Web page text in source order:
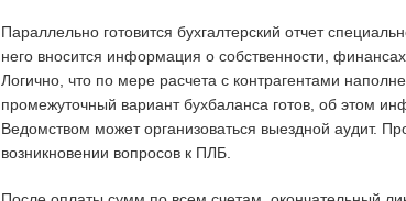
Параллельно готовится бухгалтерский отчет
него вносится информация о собственности,
Логично, что по мере расчета с контрагентами
промежуточный вариант бухбаланса готов, об этом
Ведомством может организоваться выездной аудит.
возникновении вопросов к ПЛБ.